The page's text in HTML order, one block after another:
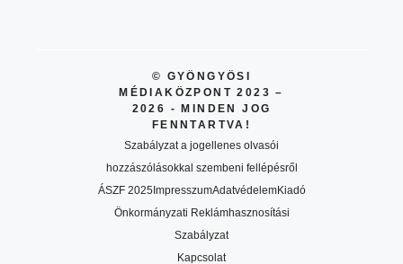
© GYÖNGYÖSI
MÉDIAKÖZPONT 2023 –
2026 - MINDEN JOG
FENNTARTVA!
Szabályzat a jogellenes olvasói
hozzászólásokkal szembeni fellépésről
ÁSZF 2025ImpresszumAdatvédelemKiadó
Önkormányzati Reklámhasznosítási
Szabályzat
Kapcsolat